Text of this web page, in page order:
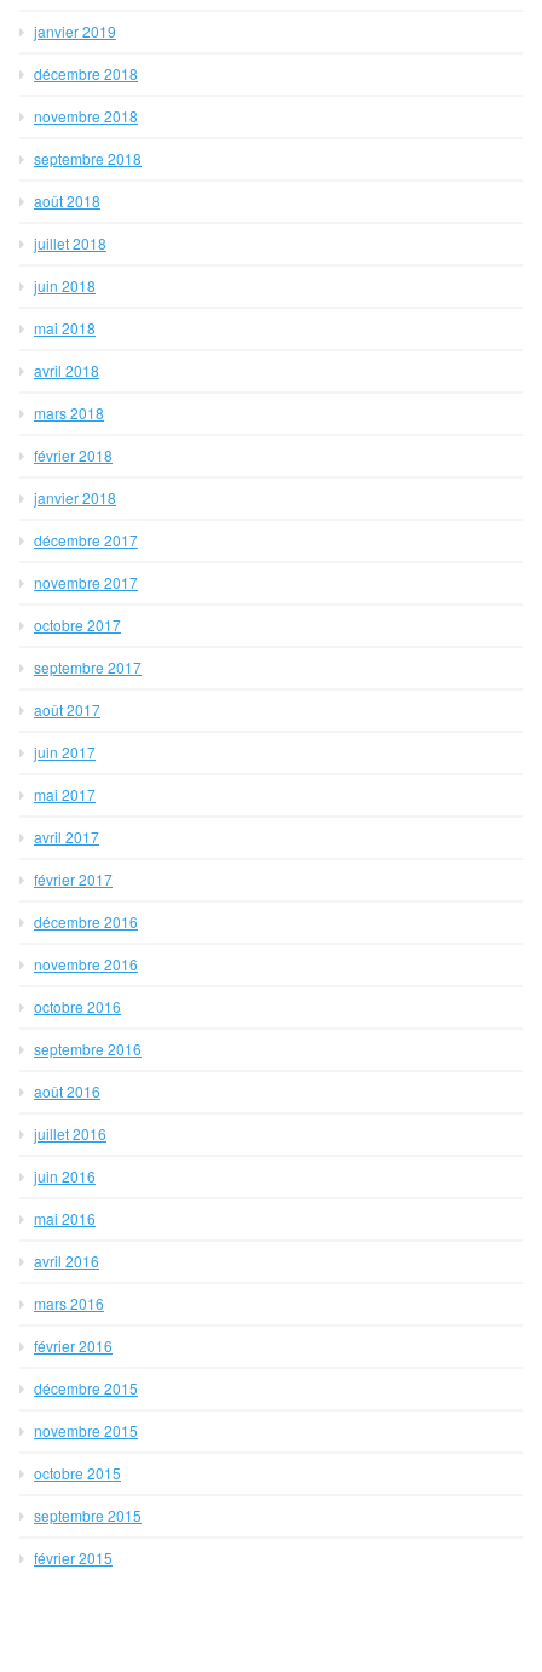
janvier 2019
décembre 2018
novembre 2018
septembre 2018
août 2018
juillet 2018
juin 2018
mai 2018
avril 2018
mars 2018
février 2018
janvier 2018
décembre 2017
novembre 2017
octobre 2017
septembre 2017
août 2017
juin 2017
mai 2017
avril 2017
février 2017
décembre 2016
novembre 2016
octobre 2016
septembre 2016
août 2016
juillet 2016
juin 2016
mai 2016
avril 2016
mars 2016
février 2016
décembre 2015
novembre 2015
octobre 2015
septembre 2015
février 2015